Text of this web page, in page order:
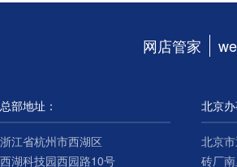
网店管家
总部地址：
浙江省杭州市西湖区
西湖科技园西园路10号
北京办
北京
砖厂